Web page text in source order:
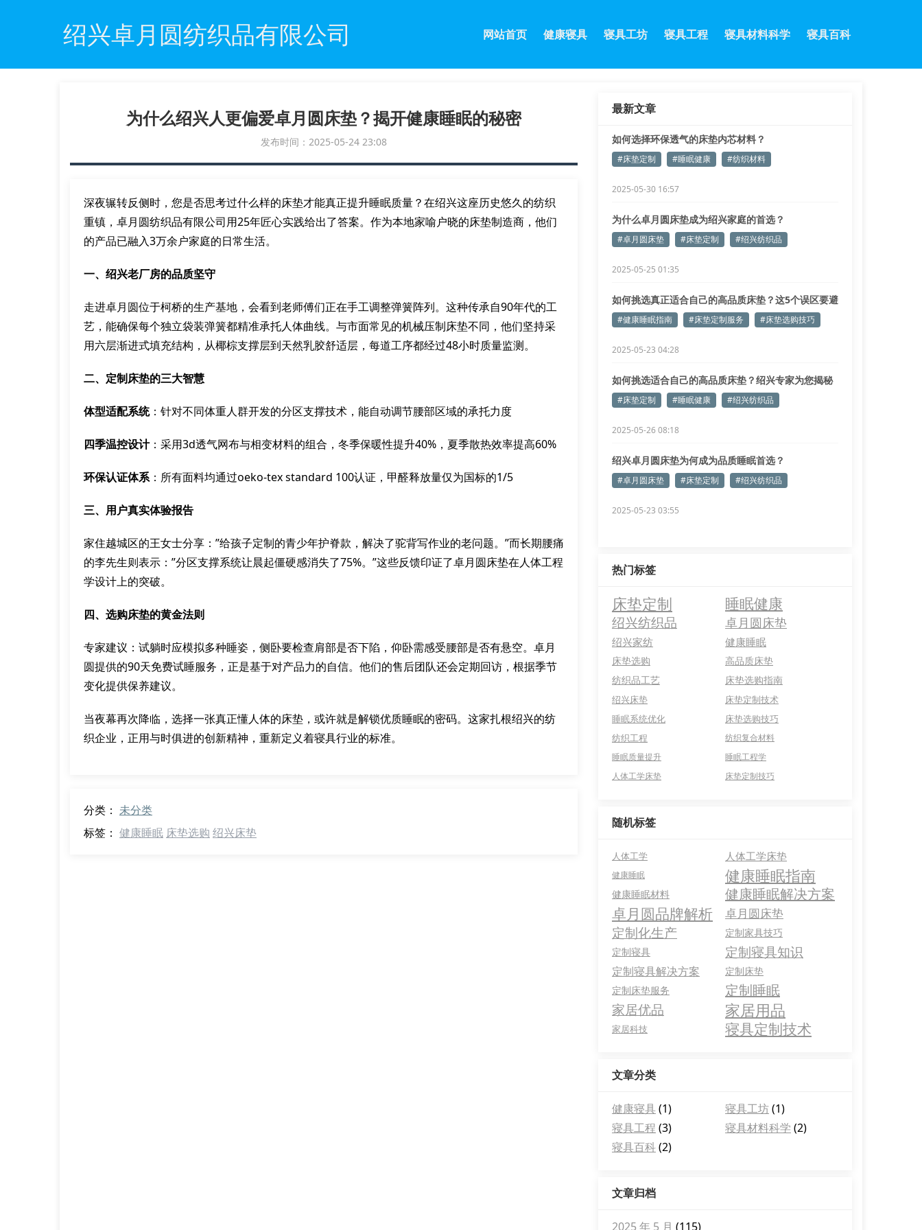
绍兴卓月圆纺织品有限公司 网站首页 健康寝具 寝具工坊 寝具工程 寝具材料科学 寝具百科
为什么绍兴人更偏爱卓月圆床垫？揭开健康睡眠的秘密
发布时间：2025-05-24 23:08
深夜辗转反侧时，您是否思考过什么样的床垫才能真正提升睡眠质量？在绍兴这座历史悠久的纺织
重镇，卓月圆纺织品有限公司用25年匠心实践给出了答案。作为本地家喻户晓的床垫制造商，他们
的产品已融入3万余户家庭的日常生活。
一、绍兴老厂房的品质坚守
走进卓月圆位于柯桥的生产基地，会看到老师傅们正在手工调整弹簧阵列。这种传承自90年代的工
艺，能确保每个独立袋装弹簧都精准承托人体曲线。与市面常见的机械压制床垫不同，他们坚持采
用六层渐进式填充结构，从椰棕支撑层到天然乳胶舒适层，每道工序都经过48小时质量监测。
二、定制床垫的三大智慧
体型适配系统：针对不同体重人群开发的分区支撑技术，能自动调节腰部区域的承托力度
四季温控设计：采用3d透气网布与相变材料的组合，冬季保暖性提升40%，夏季散热效率提高60%
环保认证体系：所有面料均通过oeko-tex standard 100认证，甲醛释放量仅为国标的1/5
三、用户真实体验报告
家住越城区的王女士分享：”给孩子定制的青少年护脊款，解决了驼背写作业的老问题。”而长期腰痛
的李先生则表示：”分区支撑系统让晨起僵硬感消失了75%。”这些反馈印证了卓月圆床垫在人体工程
学设计上的突破。
四、选购床垫的黄金法则
专家建议：试躺时应模拟多种睡姿，侧卧要检查肩部是否下陷，仰卧需感受腰部是否有悬空。卓月
圆提供的90天免费试睡服务，正是基于对产品力的自信。他们的售后团队还会定期回访，根据季节
变化提供保养建议。
当夜幕再次降临，选择一张真正懂人体的床垫，或许就是解锁优质睡眠的密码。这家扎根绍兴的纺
织企业，正用与时俱进的创新精神，重新定义着寝具行业的标准。
分类： 未分类
标签： 健康睡眠 床垫选购 绍兴床垫
最新文章
如何选择环保透气的床垫内芯材料？
#床垫定制 #睡眠健康 #纺织材料
2025-05-30 16:57
为什么卓月圆床垫成为绍兴家庭的首选？
#卓月圆床垫 #床垫定制 #绍兴纺织品
2025-05-25 01:35
如何挑选真正适合自己的高品质床垫？这5个误区要避
开#健康睡眠指南 #床垫定制服务 #床垫选购技巧
2025-05-23 04:28
如何挑选适合自己的高品质床垫？绍兴专家为您揭秘
#床垫定制 #睡眠健康 #绍兴纺织品
2025-05-26 08:18
绍兴卓月圆床垫为何成为品质睡眠首选？
#卓月圆床垫 #床垫定制 #绍兴纺织品
2025-05-23 03:55
热门标签
床垫定制 睡眠健康
绍兴纺织品 卓月圆床垫
绍兴家纺 健康睡眠
床垫选购
高品质床垫
纺织品工艺
床垫选购指南
绍兴床垫
床垫定制技术
睡眠系统优化
床垫选购技巧
纺织工程
纺织复合材料
睡眠质量提升
睡眠工程学
人体工学床垫
床垫定制技巧
随机标签
人体工学 人体工学床垫
健康睡眠 健康睡眠指南
健康睡眠材料 健康睡眠解决方案
卓月圆品牌解析 卓月圆床垫
定制化生产
定制家具技巧
定制寝具
定制寝具知识
定制寝具解决方案
定制床垫
定制床垫服务
定制睡眠
家居优品 家居用品
家居科技 寝具定制技术
文章分类
健康寝具(1) 寝具工坊(1)
寝具工程 (3) 寝具材料科学 (2)
寝具百科(2)
文章归档
2025 年 5 月 (115)